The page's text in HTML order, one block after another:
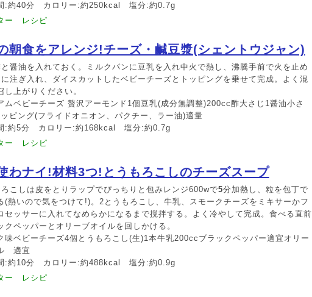
:約40分 カロリー:約250kcal 塩分:約0.7g
ー レシピ
朝食をアレンジ!チーズ・鹹豆漿(シェントウジャン)
醤油を入れておく。ミルクパンに豆乳を入れ中火で熱し、沸騰手前で火を止め
注ぎ入れ、ダイスカットしたベビーチーズとトッピングを乗せて完成。よく混
し上がりください。
ムベビーチーズ 贅沢アーモンド1個豆乳(成分無調整)200cc酢大さじ1醤油小さ
ピング(フライドオニオン、パクチー、ラー油)適量
:約5分 カロリー:約168kcal 塩分:約0.7g
ー レシピ
わナイ!材料3つ!とうもろこしのチーズスープ
こしは皮をとりラップでぴっちりと包みレンジ600wで5分加熱し、粒を包丁で
(熱いので気をつけて!)。2とうもろこし、牛乳、スモークチーズをミキサーかフ
セッサーに入れてなめらかになるまで撹拌する。よく冷やして完成。食べる直前
クペッパーとオリーブオイルを回しかける。
味ベビーチーズ4個とうもろこし(生)1本牛乳200ccブラックペッパー適宜オリー
適宜
:約10分 カロリー:約488kcal 塩分:約0.9g
ー レシピ